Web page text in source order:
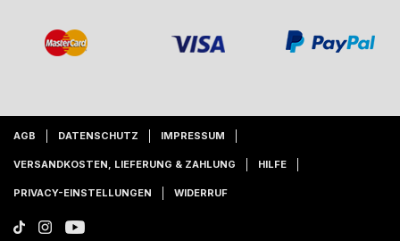
AGB DATENSCHUTZ IMPRESSUM
VERSANDKOSTEN, LIEFERUNG & ZAHLUNG HILFE
PRIVACY-EINSTELLUNGEN WIDERRUF